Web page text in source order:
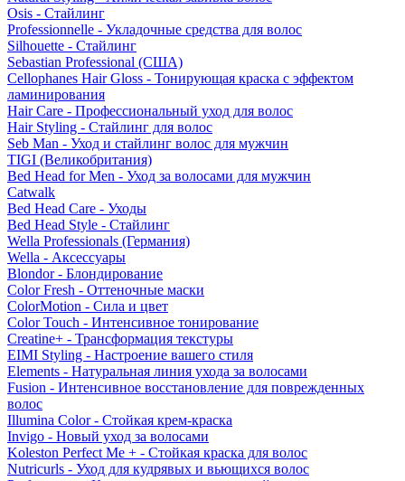
Osis - Стайлинг
Professionnelle - Укладочные средства для волос
Silhouette - Стайлинг
Sebastian Professional (США)
Cellophanes Hair Gloss - Тонирующая краска с эффектом
ламинирования
Hair Care - Профессиональный уход для волос
Hair Styling - Стайлинг для волос
Seb Man - Уход и стайлинг волос для мужчин
TIGI (Великобритания)
Bed Head for Men - Уход за волосами для мужчин
Catwalk
Bed Head Care - Уходы
Bed Head Style - Стайлинг
Wella Professionals (Германия)
Wella - Аксессуары
Blondor - Блондирование
Color Fresh - Оттеночные маски
ColorMotion - Сила и цвет
Color Touch - Интенсивное тонирование
Creatine+ - Трансформация текстуры
EIMI Styling - Настроение вашего стиля
Elements - Натуральная линия ухода за волосами
Fusion - Интенсивное восстановление для поврежденных
волос
Illumina Color - Стойкая крем-краска
Invigo - Новый уход за волосами
Koleston Perfect Me + - Стойкая краска для волос
Nutricurls - Уход для кудрявых и вьющихся волос